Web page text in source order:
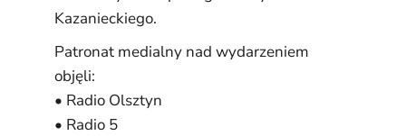
Kazanieckiego.
Patronat medialny nad wydarzeniem
objęli:
• Radio Olsztyn
• Radio 5